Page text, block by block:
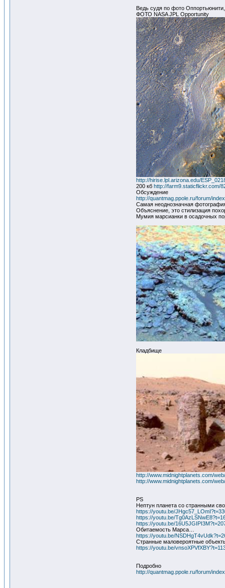
Ведь судя по фото
ФОТО NASA JPL Opportunity
http://hirise.lpl.arizona.edu/
200 кб http://farm9.staticflickr.com/
Обсуждение
http://quantmag.ppole.ru/forum/
Самая неоднозначная
Объяснение, это стилизация
Мумия марсианки в осадочных
Кладбище
http://www.midnightplanets.com/
http://www.midnightplanets.com/
PS
Нептун планета со странными
https://youtu.be/
https://youtu.be/
https://youtu.be/
Обитаемость Марса…
https://youtu.be/
Странные маловероятные
https://youtu.be/
Подробно
http://quantmag.ppole.ru/forum/